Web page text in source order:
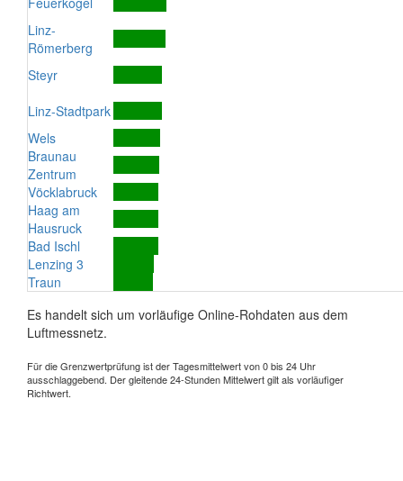
Linz-
Römerberg
Steyr
Linz-Stadtpark
Wels
Braunau
Zentrum
Vöcklabruck
Haag am
Hausruck
Bad Ischl
Lenzing 3
Traun
Es handelt sich um vorläufige Online-Rohdaten aus dem
Luftmessnetz.
Für die Grenzwertprüfung ist der Tagesmittelwert von 0 bis 24 Uhr
ausschlaggebend. Der gleitende 24-Stunden Mittelwert gilt als vorläufiger
Richtwert.